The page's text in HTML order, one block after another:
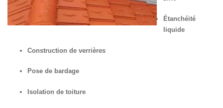
Étanchéité
liquide
Construction de verrières
Pose de bardage
Isolation de toiture